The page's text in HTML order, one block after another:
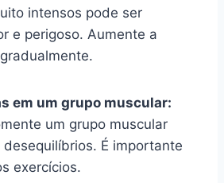
intensos pode ser
e perigoso. Aumente a
em um grupo muscular:
um grupo muscular
desequilíbrios. É importante
exercícios.